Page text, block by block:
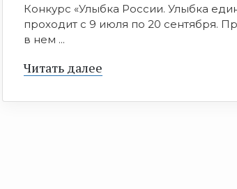
Конкурс «Улыбка России. Улыбка
проходит с 9 июля по 20 сентября.
в нем ...
Читать далее